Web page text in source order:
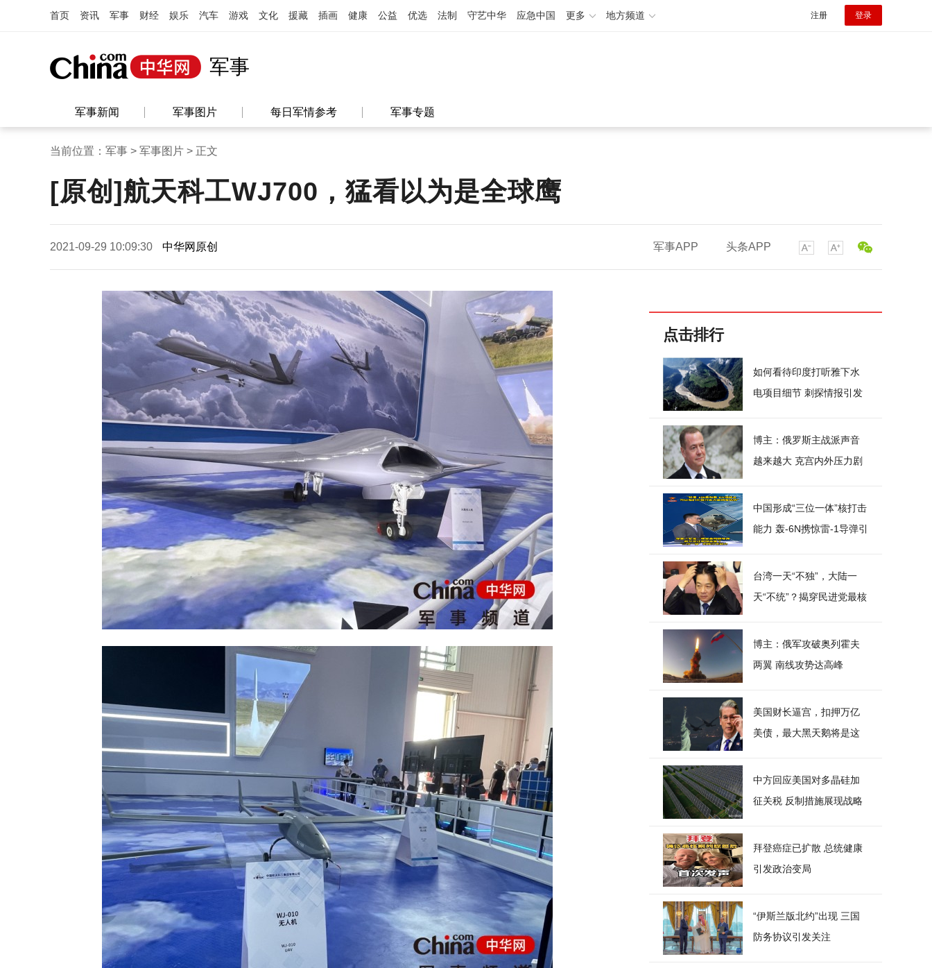
首页 资讯 军事 财经 娱乐 汽车 游戏 文化 援藏 插画 健康 公益 优选 法制 守艺中华 应急中国 更多 地方频道 注册 登录
军事
军事新闻 军事图片 每日军情参考 军事专题
当前位置： 军事 > 军事图片 > 正文
[原创]航天科工WJ700，猛看以为是全球鹰
2021-09-29 10:09:30 中华网原创 军事APP 头条APP
点击排行
如何看待印度打听雅下水
电项目细节 刺探情报引发
博主：俄罗斯主战派声音
越来越大 克宫内外压力剧
中国形成“三位一体”核打击
能力 轰-6N携惊雷-1导弹引
台湾一天“不独”，大陆一
天“不统”？揭穿民进党最核
博主：俄军攻破奥列霍夫
两翼 南线攻势达高峰
美国财长逼宫，扣押万亿
美债，最大黑天鹅将是这
中方回应美国对多晶硅加
征关税 反制措施展现战略
拜登癌症已扩散 总统健康
引发政治变局
“伊斯兰版北约”出现 三国
防务协议引发关注